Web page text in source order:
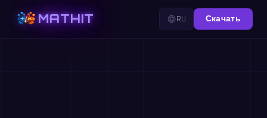
MATHIT RU Скачать